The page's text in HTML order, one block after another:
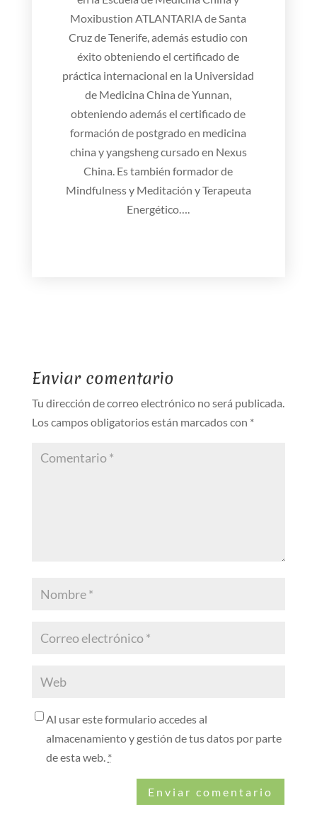
Moxibustion ATLANTARIA de Santa
Cruz de Tenerife, además estudio con
éxito obteniendo el certificado de
práctica internacional en la Universidad
de Medicina China de Yunnan,
obteniendo además el certificado de
formación de postgrado en medicina
china y yangsheng cursado en Nexus
China. Es también formador de
Mindfulness y Meditación y Terapeuta
Energético….
Enviar comentario
Tu dirección de correo electrónico no será publicada.
Los campos obligatorios están marcados con *
Al usar este formulario accedes al
almacenamiento y gestión de tus datos por parte
de esta web. *